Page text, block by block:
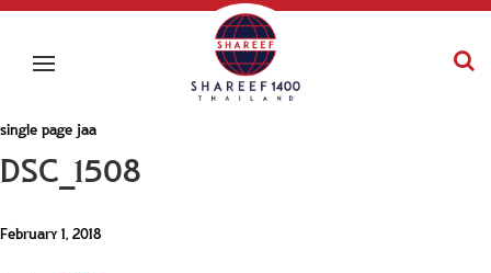
single page jaa
DSC_1508
February 1, 2018